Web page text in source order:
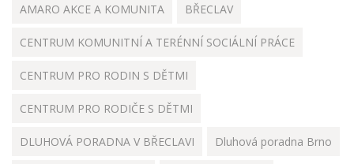
AMARO AKCE A KOMUNITA BŘECLAV
CENTRUM KOMUNITNÍ A TERÉNNÍ SOCIÁLNÍ PRÁCE
CENTRUM PRO RODIN S DĚTMI
CENTRUM PRO RODIČE S DĚTMI
DLUHOVÁ PORADNA V BŘECLAVI Dluhová poradna Brno